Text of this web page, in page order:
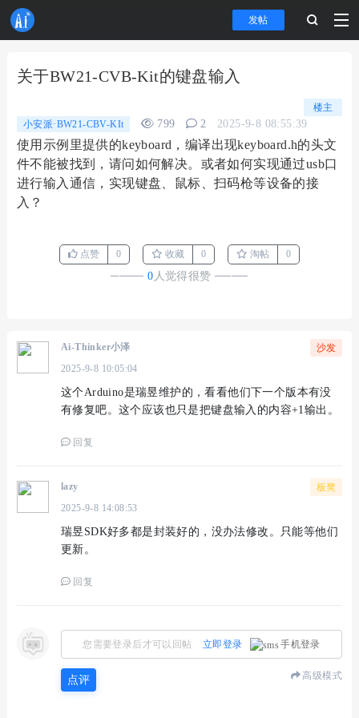
发帖
关于BW21-CVB-Kit的键盘输入
楼主
小安派·BW21-CBV-KIt
799 2 2025-9-8 08:55:39
使用示例里提供的keyboard，编译出现keyboard.h的头文
件不能被找到，请问如何解决。或者如何实现通过usb口
进行输入通信，实现键盘、鼠标、扫码枪等设备的接
入？
点赞 0 收藏 0 淘帖 0
────0 人觉得很赞 ────
沙发
Ai-Thinker小泽
2025-9-8 10:05:04
这个Arduino是瑞昱维护的，看看他们下一个版本有没
有修复吧。这个应该也只是把键盘输入的内容+1输出。
回复
板凳
lazy
2025-9-8 14:08:53
瑞昱SDK好多都是封装好的，没办法修改。只能等他们
更新。
回复
您需要登录后才可以回帖 立即登录 手机登录
点评 高级模式